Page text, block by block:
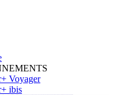
Voyager
ibis